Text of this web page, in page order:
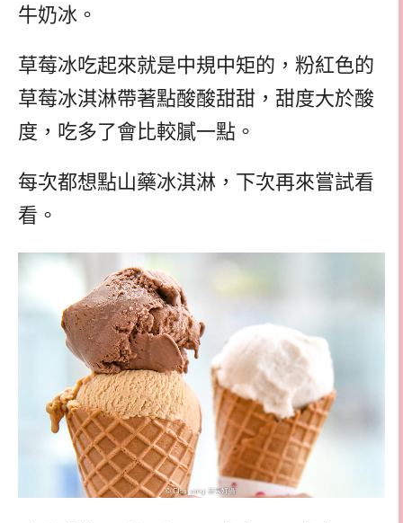
牛奶冰。
草莓冰吃起來就是中規中矩的，粉紅色的
草莓冰淇淋帶著點酸酸甜甜，甜度大於酸
度，吃多了會比較膩一點。
每次都想點山藥冰淇淋，下次再來嘗試看
看。